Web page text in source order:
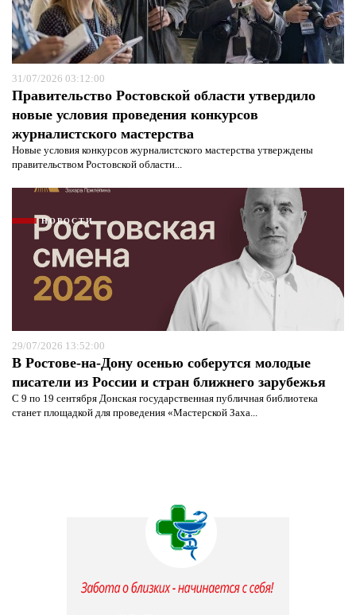
31/07/2026 03:12:00
Правительство Ростовской области утвердило
новые условия проведения конкурсов
журналистского мастерства
Новые условия конкурсов журналистского мастерства утверждены
правительством Ростовской области...
НОВОСТИ
29/07/2026 13:52:00
В Ростове-на-Дону осенью соберутся молодые
писатели из России и стран ближнего зарубежья
С 9 по 19 сентября Донская государственная публичная библиотека
станет площадкой для проведения «Мастерской Заха...